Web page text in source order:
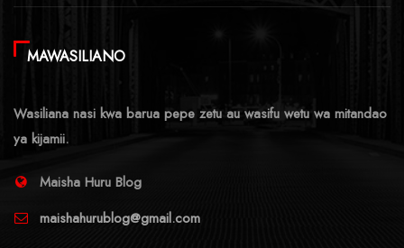
MAWASILIANO
Wasiliana nasi kwa barua pepe zetu au wasifu wetu wa mitandao
ya kijamii.
Maisha Huru Blog
maishahurublog@gmail.com